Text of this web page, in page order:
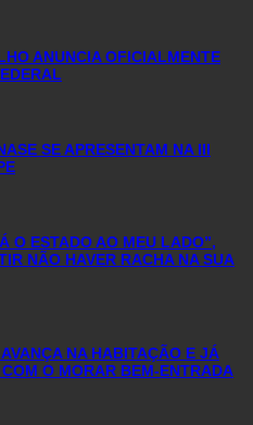
ANUNCIA OFICIALMENTE
SE APRESENTAM NA III
O ESTADO AO MEU LADO”,
NÃO HAVER RACHA NA SUA
NA HABITAÇÃO E JÁ
O MORAR BEM-ENTRADA